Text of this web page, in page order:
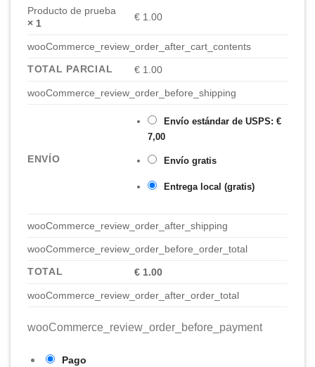
Producto de prueba
× 1
€ 1.00
wooCommerce_review_order_after_cart_contents
TOTAL PARCIAL
€ 1.00
wooCommerce_review_order_before_shipping
ENVÍO
Envío estándar de USPS: €
7,00
Envío gratis
Entrega local (gratis)
wooCommerce_review_order_after_shipping
wooCommerce_review_order_before_order_total
TOTAL
€ 1.00
wooCommerce_review_order_after_order_total
wooCommerce_review_order_before_payment
Pago